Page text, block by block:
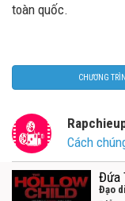
toàn quốc.
CHƯƠNG
Cách
Đứa
Đạo